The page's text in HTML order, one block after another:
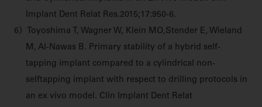
Implant Dent Relat Res.2015;17:950-6.
6）Toyoshima T, Wagner W, Klein MO,Stender E, Wieland
M, Al-Nawas B. Primary stability of a hybrid self-
tapping implant compared to a cylindrical non-
selftapping implant with respect to drilling protocols in
an ex vivo model. Clin Implant Dent Relat